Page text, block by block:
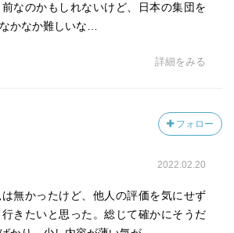
なのかもしれないけど、日本の集団を
かなか難しいな…
詳細をみる
フォロー
2022.02.20
無かったけど、他人の評価を気にせず
きたいと思った。総じて確かにそうだ